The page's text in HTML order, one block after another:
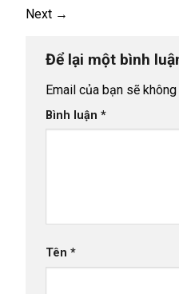
Next →
Để lại một bình
Email của bạn sẽ
Bình luận *
Tên *